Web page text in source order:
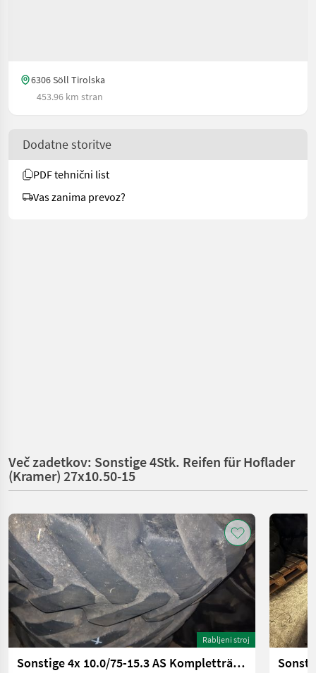
6306 Söll Tirolska
453.96 km stran
Dodatne storitve
PDF tehnični list
Vas zanima prevoz?
Več zadetkov: Sonstige 4Stk. Reifen für Hoflader
(Kramer) 27x10.50-15
Rabljeni stroj
Sonstige 4x 10.0/75-15.3 AS Kompletträder